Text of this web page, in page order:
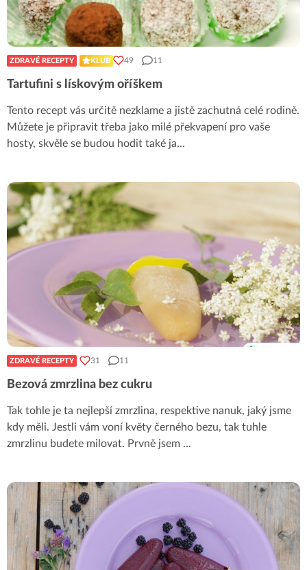
ZDRAVÉ RECEPTY KLUB 49 11
Tartufini s lískovým oříškem
Tento recept vás určitě nezklame a jistě zachutná celé rodině.
Můžete je připravit třeba jako milé překvapení pro vaše
hosty, skvěle se budou hodit také ja...
ZDRAVÉ RECEPTY 31 11
Bezová zmrzlina bez cukru
Tak tohle je ta nejlepší zmrzlina, respektive nanuk, jaký jsme
kdy měli. Jestli vám voní květy černého bezu, tak tuhle
zmrzlinu budete milovat. Prvně jsem ...